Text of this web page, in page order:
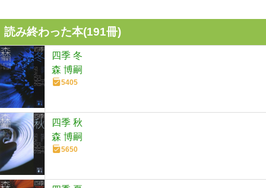
読み終わった本(191冊)
四季 冬
森 博嗣
5405
四季 秋
森 博嗣
5650